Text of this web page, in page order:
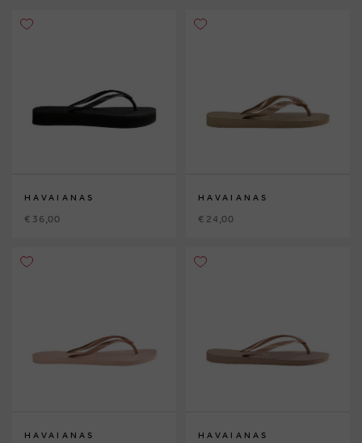
HAVAIANAS
€ 36,00
HAVAIANAS
€ 24,00
HAVAIANAS HAVAIANAS